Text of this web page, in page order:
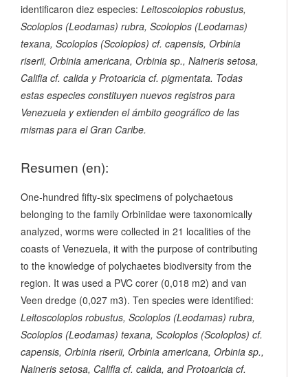
identificaron diez especies: Leitoscoloplos robustus,
Scoloplos (Leodamas) rubra, Scoloplos (Leodamas)
texana, Scoloplos (Scoloplos) cf. capensis, Orbinia
riserii, Orbinia americana, Orbinia sp., Naineris setosa,
Califia cf. calida yProtoaricia cf. pigmentata. Todas
estas especies constituyen nuevos registros para
Venezuela y extienden el ámbito geográfico de las
mismas para el Gran Caribe.
Resumen (en):
One-hundred fifty-six specimens of polychaetous
belonging to the family Orbiniidae were taxonomically
analyzed, worms were collected in 21 localities of the
coasts of Venezuela, it with the purpose of contributing
to the knowledge of polychaetes biodiversity from the
region. It was used a PVC corer (0,018 m2) and van
Veen dredge (0,027 m3). Ten species were identified:
Leitoscoloplos robustus, Scoloplos (Leodamas) rubra,
Scoloplos (Leodamas) texana, Scoloplos (Scoloplos) cf.
capensis, Orbinia riserii, Orbinia americana, Orbinia sp.,
Naineris setosa, Califia cf. calida, andProtoaricia cf.